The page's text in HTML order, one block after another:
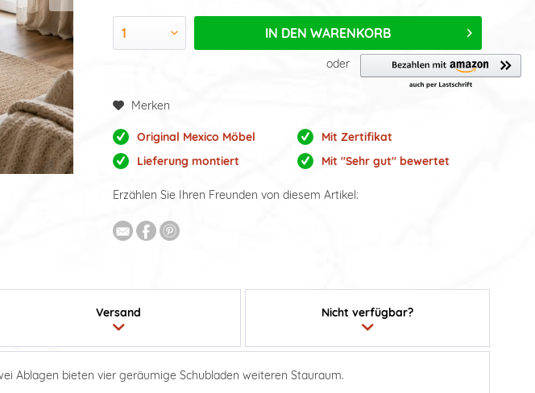
IN DEN WARENKORB
oder
Merken
Original Mexico Möbel
Mit Zertifikat
Lieferung montiert
Mit "Sehr gut" bewertet
Erzählen Sie Ihren Freunden von diesem Artikel:
Versand Nicht verfügbar?
Ablagen bieten vier geräumige Schubladen weiteren Stauraum.